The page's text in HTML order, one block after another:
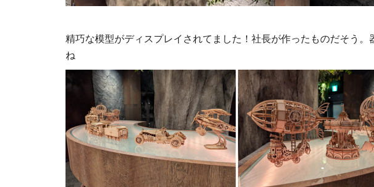
精巧な模型がディスプレイされてました！社長が作ったものだそう。
ね